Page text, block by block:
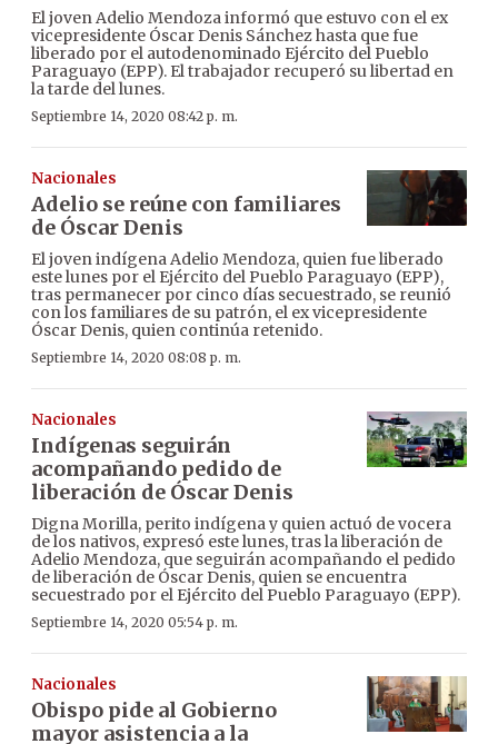
El joven Adelio Mendoza informó que estuvo con el ex
vicepresidente Óscar Denis Sánchez hasta que fue
liberado por el autodenominado Ejército del Pueblo
Paraguayo (EPP). El trabajador recuperó su libertad en
la tarde del lunes.
Septiembre 14, 2020 08:42 p. m.
Nacionales
Adelio se reúne con familiares
de Óscar Denis
El joven indígena Adelio Mendoza, quien fue liberado
este lunes por el Ejército del Pueblo Paraguayo (EPP),
tras permanecer por cinco días secuestrado, se reunió
con los familiares de su patrón, el ex vicepresidente
Óscar Denis, quien continúa retenido.
Septiembre 14, 2020 08:08 p. m.
Nacionales
Indígenas seguirán
acompañando pedido de
liberación de Óscar Denis
Digna Morilla, perito indígena y quien actuó de vocera
de los nativos, expresó este lunes, tras la liberación de
Adelio Mendoza, que seguirán acompañando el pedido
de liberación de Óscar Denis, quien se encuentra
secuestrado por el Ejército del Pueblo Paraguayo (EPP).
Septiembre 14, 2020 05:54 p. m.
Nacionales
Obispo pide al Gobierno
mayor asistencia a la